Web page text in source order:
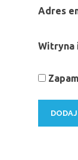
Adres
Witryna